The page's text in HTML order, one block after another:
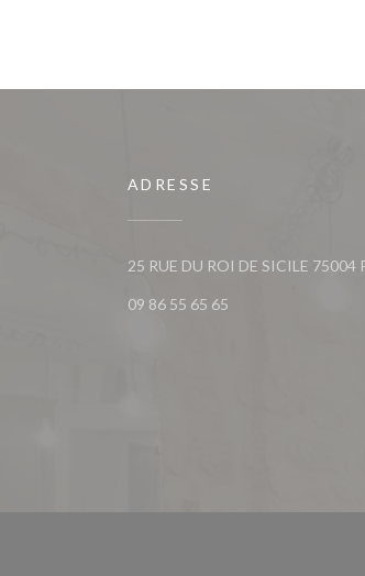
ADRESSE
25 RUE DU ROI DE SICILE 75004
09 86 55 65 65